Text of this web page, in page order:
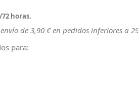
horas.
de 3,90 € en pedidos inferiores a
para: